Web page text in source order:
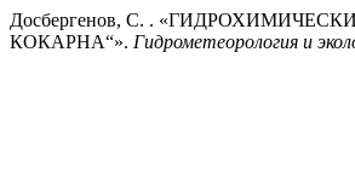
Досбергенов, С. .
КОКАРНА“». Гидрометеорология и